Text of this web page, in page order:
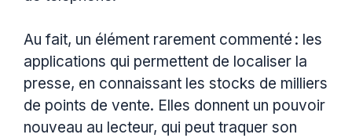
Au fait, un élément rarement commenté : les
applications qui permettent de localiser la
presse, en connaissant les stocks de milliers
de points de vente. Elles donnent un pouvoir
nouveau au lecteur, qui peut traquer son